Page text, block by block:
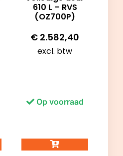
610 L – RVS
(OZ700P)
€ 2.582,40
excl. btw
Op voorraad